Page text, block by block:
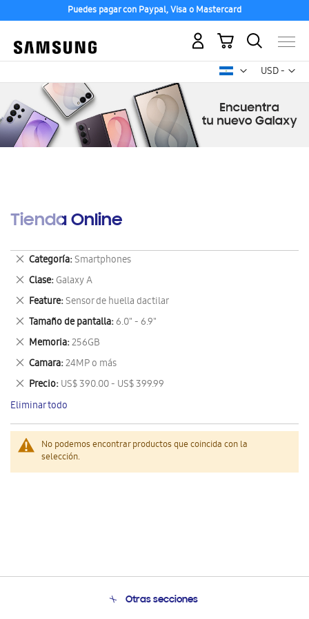
Puedes pagar con Paypal, Visa o Mastercard
USD -
dólar
Mi carrito
Tienda Online
No podemos encontrar productos que coincida con la
selección.
Categoría Smartphones
Eliminar
este
artículo
Clase Galaxy A
Eliminar
este
artículo
Feature Sensor de huella dactilar
Eliminar
este
artículo
Tamaño de pantalla 6.0" - 6.9"
Eliminar
este
artículo
Memoria 256GB
Eliminar
este
artículo
Camara 24MP o más
Eliminar
este
artículo
Precio US$ 390.00 - US$ 399.99
Eliminar
este
artículo
Eliminar todo
Otras secciones